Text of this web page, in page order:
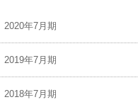
2020年7月期
2019年7月期
2018年7月期